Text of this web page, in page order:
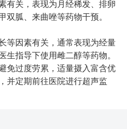
有关，表现为月经稀发、排卵
双胍、来曲唑等药物干预。
等因素有关，通常表现为经量
生指导下使用雌二醇等药物。
免过度劳累，适量摄入富含优
并定期前往医院进行超声监